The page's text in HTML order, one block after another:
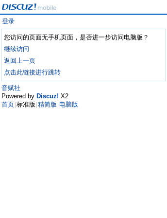
登录
您访问的页面无手机页面，是否进一步访问电脑版？
继续访问
返回上一页
点击此链接进行跳转
音赋社
Powered by Discuz! X2
首页 标准版 精简版 电脑版